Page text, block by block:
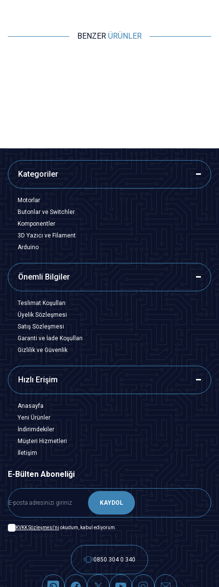
BENZER ÜRÜNLER
Kategoriler
Motorlar
Butonlar ve Switchler
Komponentler
3D Yazıcı ve Filament
Arduino
Önemli Bilgiler
Teslimat Koşulları
Üyelik Sözleşmesi
Satış Sözleşmesi
Garanti ve İade Koşulları
Gizlilik ve Güvenlik
Hızlı Erişim
Anasayfa
Yeni Ürünler
İndirimdekiler
Müşteri Hizmetleri
İletişim
E-Bülten Aboneliği
KAYDOL
KVKK Sözleşmesi'ni okudum, kabul ediyorum.
0850 304 0 340